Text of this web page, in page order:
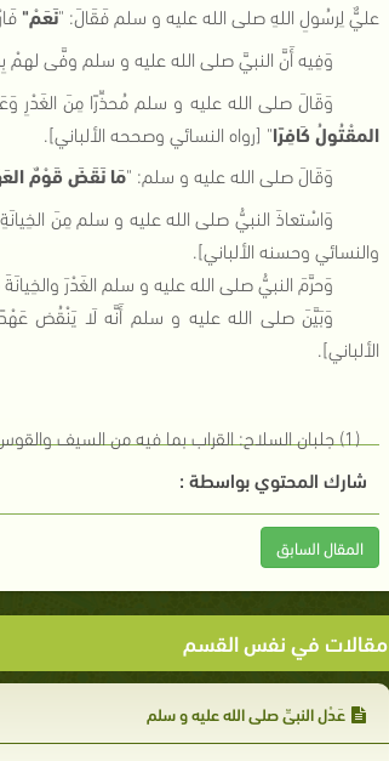
عليٌّ لِرسُولِ اللهِ صلى الله عليه و سلم فَقَالَ: "نَعَمْ"
وَفِيه أَنَّ النبيَّ صلى الله عليه و سلم وفَّى لهمْ
وَقَالَ صلى الله عليه و سلم مُحذِّرًا مِنَ الغَدْرِ
المقْتُولُ كَافِرًا"
[رواه النسائي وصححه الألباني].
وَقَالَ صلى الله عليه و سلم: "مَا نَقَضَ قَوْمٌ
وَاسْتعاذَ النبيُّ صلى الله عليه و سلم مِنَ
والنسائي وحسنه الألباني].
وَحرَّمَ النبيُّ صلى الله عليه و سلم الغَدْرَ
وَبَيَّنَ صلى الله عليه و سلم أَنَّه لَا يَنْقُض
الألباني].
(1) جلبان السلاح: القراب بما فيه من السيف
شارك المحتوي بواسطة :
المقال السابق
مقالات في نفس القسم
عَدْل النبيِّ صلى الله عليه و سلم